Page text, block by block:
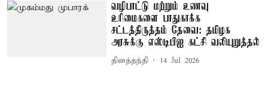
வழிபாட்டு மற்றும் உணவு
உரிமைகளை பாதுகாக்க
சட்டத்திருத்தம் தேவை: தமிழக
அரசுக்கு எஸ்டிபிஐ கட்சி வலியுறுத்தல்
தினத்தந்தி 14 Jul 2026